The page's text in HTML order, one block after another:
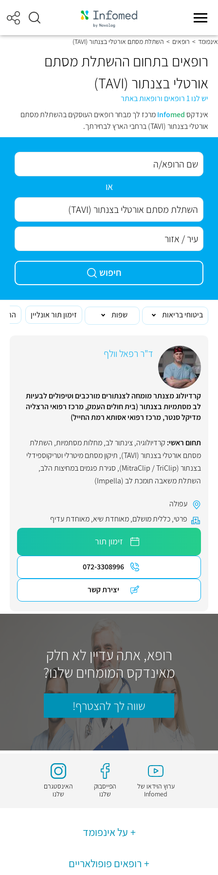
אינפומד > רופאים > השתלת מסתם אורטלי בצנתור (TAVI)
רופאים בתחום ההשתלת מסתם
אורטלי בצנתור (TAVI)
יש לנו 1 רופאים ורופאות באתר
אינדקס
Infomed
מרכז לך מבחר רופאים העוסקים בהשתלת מסתם
אורטלי בצנתור (TAVI) ברחבי הארץ לבחירתך.
או
חיפוש
ביטוחי בריאות שפות זימון תור אונליין
ד"ר רפאל וולף
קרדיולוג מצנתר מומחה לצנתורים מורכבים וטיפולים לבעיות
לב מסתמיות בצנתור (בית חולים העמק, מרכז רפואי הרצליה
מדיקל סנטר, מרכז רפואי אסותא רמת החייל)
תחום ראשי: קרדיולוגיה, צינתור לב,מחלות מסתמיות, השתלת
מסתם אורטלי בצנתור (TAVI)
, תיקון מסתם מיטרלי וטריקוספידלי
בצנתור (MitraClip / TriClip)
, סגירת פגמים במחיצות הלב,
השתלת משאבה תומכת לב (Impella)
עפולה
פרטי,כללית מושלם,מאוחדת שיא,מאוחדת עדיף
זימון תור
072-3308996
יצירת קשר
רופא, אתה עדיין לא חלק
מאינדקס המומחים שלנו?
שווה לך להצטרף!
ערוץ הוידאו של
Infomed
הפייסבוק
שלנו
האינסטגרם
שלנו
על אינפומד
רופאים פופולאריים